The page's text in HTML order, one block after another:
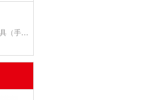
运载工具（手推车、平板车、梯子）